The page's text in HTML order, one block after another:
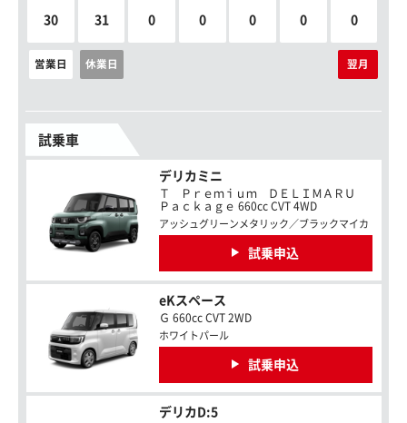
30 31 0 0 0 0 0
営業日 休業日 翌月
試乗車
デリカミニ
Ｔ Ｐｒｅｍｉｕｍ ＤＥＬＩＭＡＲＵ
Ｐａｃｋａｇｅ 660cc CVT 4WD
アッシュグリーンメタリック／ブラックマイカ
試乗申込
eKスペース
Ｇ 660cc CVT 2WD
ホワイトパール
試乗申込
デリカD:5